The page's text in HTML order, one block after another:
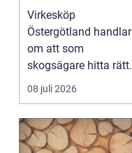
mer av sin skog
Virkesköp
Östergötland handlar
om att som
skogsägare hitta rätt
köpare...
08 juli 2026